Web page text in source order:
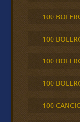
100
100
100
100
100